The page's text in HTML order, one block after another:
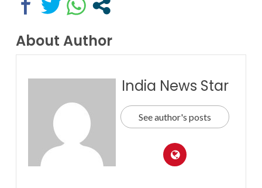
About Author
India News Star
See author's posts